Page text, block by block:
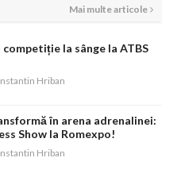
Mai multe articole
la sânge la ATBS
Hriban
în arena adrenalinei:
Show la Romexpo!
Hriban